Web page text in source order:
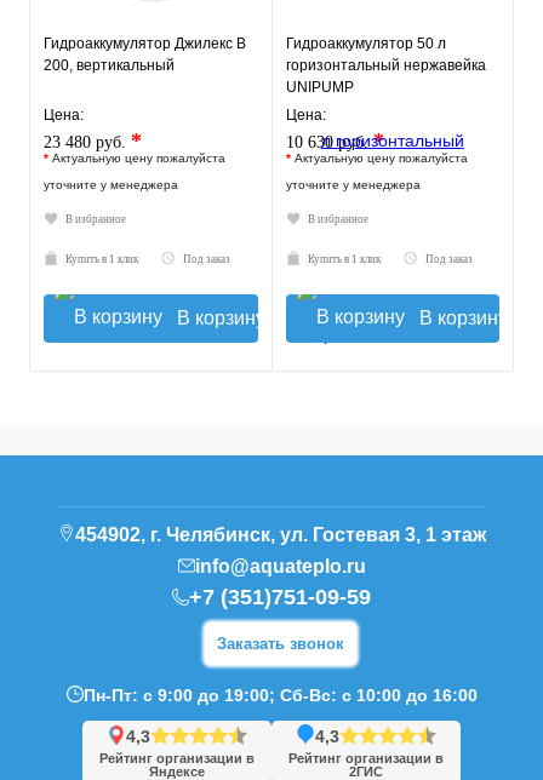
Гидроаккумулятор Джилекс В
200, вертикальный
Цена:
23 480 руб. *
* Актуальную цену пожалуйста
уточните у менеджера
В избранное
Купить в 1 клик Под заказ
В корзину
Гидроаккумулятор 50 л
горизонтальный нержавейка
UNIPUMP
Цена:
10 630 руб.*
* Актуальную цену пожалуйста
уточните у менеджера
В избранное
Купить в 1 клик Под заказ
В корзину
454902, г. Челябинск, ул. Гостевая 3, 1 этаж
info@aquateplo.ru
+7 (351)751-09-59
Заказать звонок
Пн-Пт: с 9:00 до 19:00; Сб-Вс: с 10:00 до 16:00
4,3
Рейтинг организации в
Яндексе
4,3
Рейтинг организации в
2ГИС